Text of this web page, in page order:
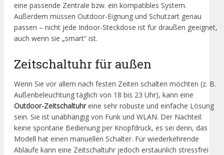
eine passende Zentrale bzw. ein kompatibles System.
Außerdem müssen Outdoor-Eignung und Schutzart genau
passen – nicht jede Indoor-Steckdose ist für draußen geeignet,
auch wenn sie „smart“ ist.
Zeitschaltuhr für außen
Wenn Sie vor allem nach festen Zeiten schalten möchten (z. B.
Außenbeleuchtung täglich von 18 bis 23 Uhr), kann eine
Outdoor-Zeitschaltuhreine sehr robuste und einfache Lösung
sein. Sie ist unabhängig von Funk und WLAN. Der Nachteil:
keine spontane Bedienung per Knopfdruck, es sei denn, das
Modell hat einen manuellen Schalter. Für wiederkehrende
Abläufe kann eine Zeitschaltuhr jedoch erstaunlich stressfrei